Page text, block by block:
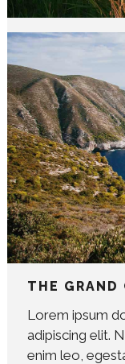
THE GRAND
Lorem ipsum
adipiscing elit.
enim leo,